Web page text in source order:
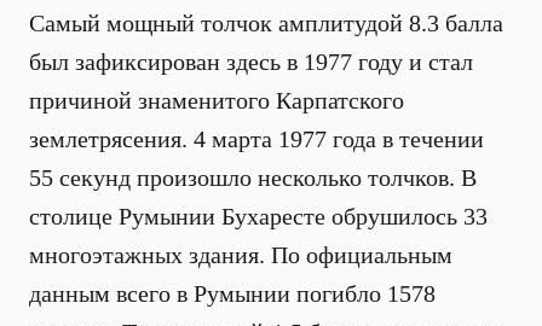
Самый мощный толчок амплитудой 8.3 балла
был зафиксирован здесь в 1977 году и стал
причиной знаменитого Карпатского
землетрясения. 4 марта 1977 года в течении
55 секунд произошло несколько толчков. В
столице Румынии Бухаресте обрушилось 33
многоэтажных здания. По официальным
данным всего в Румынии погибло 1578